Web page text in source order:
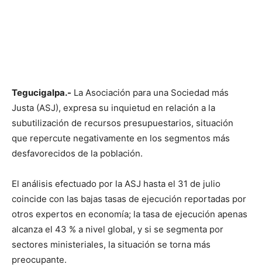
Tegucigalpa.- La Asociación para una Sociedad más
Justa (ASJ), expresa su inquietud en relación a la
subutilización de recursos presupuestarios, situación
que repercute negativamente en los segmentos más
desfavorecidos de la población.
El análisis efectuado por la ASJ hasta el 31 de julio
coincide con las bajas tasas de ejecución reportadas por
otros expertos en economía; la tasa de ejecución apenas
alcanza el 43 % a nivel global, y si se segmenta por
sectores ministeriales, la situación se torna más
preocupante.